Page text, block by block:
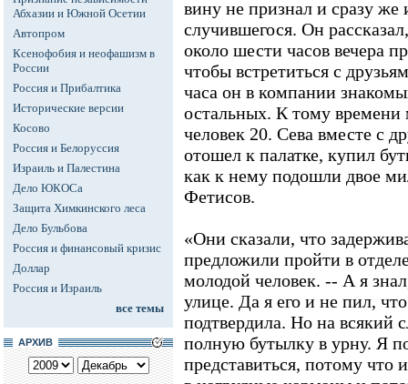
Абхазии и Южной Осетии
Автопром
Ксенофобия и неофашизм в
России
Россия и Прибалтика
Исторические версии
Косово
Россия и Белоруссия
Израиль и Палестина
Дело ЮКОСа
Защита Химкинского леса
Дело Бульбова
Россия и финансовый кризис
Доллар
Россия и Израиль
все темы
АРХИВ
вину не признал и сразу
случившегося. Он
около шести часов вечера
чтобы встретиться с
часа он в компании
остальных. К тому
человек 20. Сева вместе с
отошел к палатке, купил
как к нему подошли двое
Фетисов.
«Они сказали, что
предложили пройти в
молодой человек. -- А я
улице. Да я его и не пил,
подтвердила. Но на всякий
полную бутылку в урну. Я
представиться, потому